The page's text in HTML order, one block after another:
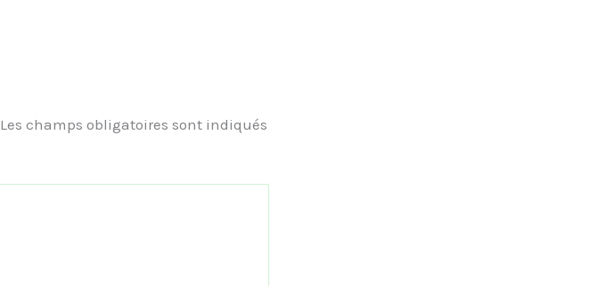
Les champs obligatoires sont indiqués